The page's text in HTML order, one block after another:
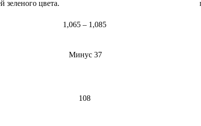
зеленого цвета.
1,065 – 1,085
Минус 37
108